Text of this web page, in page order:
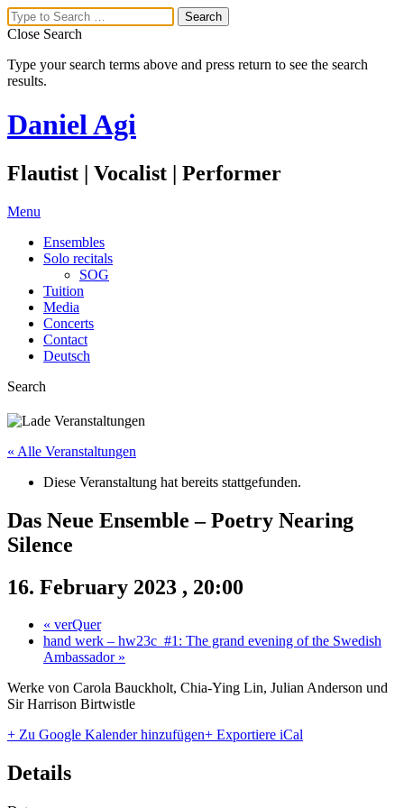
Close Search
Type your search terms above and press return to see the search
results.
Daniel Agi
Flautist | Vocalist | Performer
Menu
Ensembles
Solo recitals
SOG
Tuition
Media
Concerts
Contact
Deutsch
Search
« Alle Veranstaltungen
Diese Veranstaltung hat bereits stattgefunden.
Das Neue Ensemble – Poetry Nearing
Silence
16. February 2023 , 20:00
« verQuer
hand werk – hw23c_#1: The grand evening of the Swedish
Ambassador »
Werke von Carola Bauckholt, Chia-Ying Lin, Julian Anderson und
Sir Harrison Birtwistle
+ Zu Google Kalender hinzufügen+ Exportiere iCal
Details